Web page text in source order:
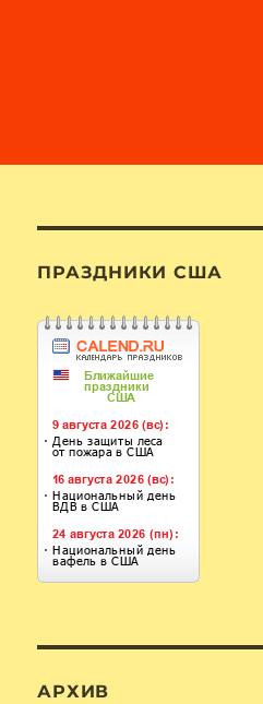
ПРАЗДНИКИ США
АРХИВ